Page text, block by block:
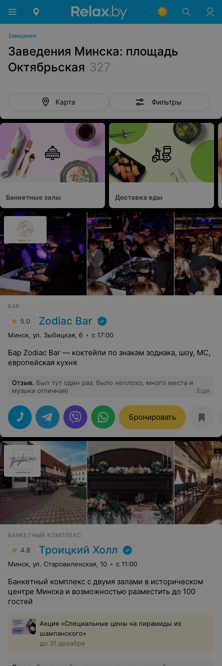
Заведения
Заведения Минска: площадь
Октябрьская 327
Карта Фильтры
Банкетные залы Доставка еды
БАР
5.0 Zodiac Bar
Минск, ул. Зыбицкая, 6 с 17:00
Бар Zodiac Bar — коктейли по знакам зодиака, шоу, MC,
европейская кухня
Отзыв. Был тут один раз, было неплохо, много места и
музыка отличная)
Еще
Бронировать
БАНКЕТНЫЙ КОМПЛЕКС
4.8 Троицкий Холл
Минск, ул. Старовиленская, 10 с 11:00
Банкетный комплекс с двумя залами в историческом
центре Минска и возможностью разместить до 100
гостей
Акция «Специальные цены на пирамиды из
шампанского»
до 31 декабря